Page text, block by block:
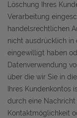
Löschung Ihres
Verarbeitung
handelsrechtlichen
nicht ausdrücklich in
eingewilligt haben
Datenverwendung
über die wir Sie in
Ihres Kundenkontos
durch eine
Kontaktmöglichkeit